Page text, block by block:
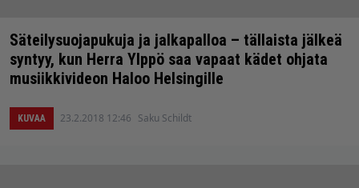
Säteilysuojapukuja ja jalkapalloa – tällaista jälkeä
syntyy, kun Herra Ylppö saa vapaat kädet ohjata
musiikkivideon Haloo Helsingille
KUVAA 23.2.2018 12:46 Saku Schildt